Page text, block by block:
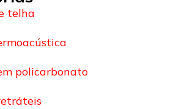
telha
policarbonato